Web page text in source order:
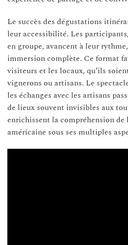
Le succès des dégustations
leur accessibilité. Les
en groupe, avancent à leur
immersion complète. Ce format
visiteurs et les locaux, qu’ils
vignerons ou artisans. Le
les échanges avec les artisans
de lieux souvent invisibles aux
enrichissent la compréhension de
américaine sous ses multiples